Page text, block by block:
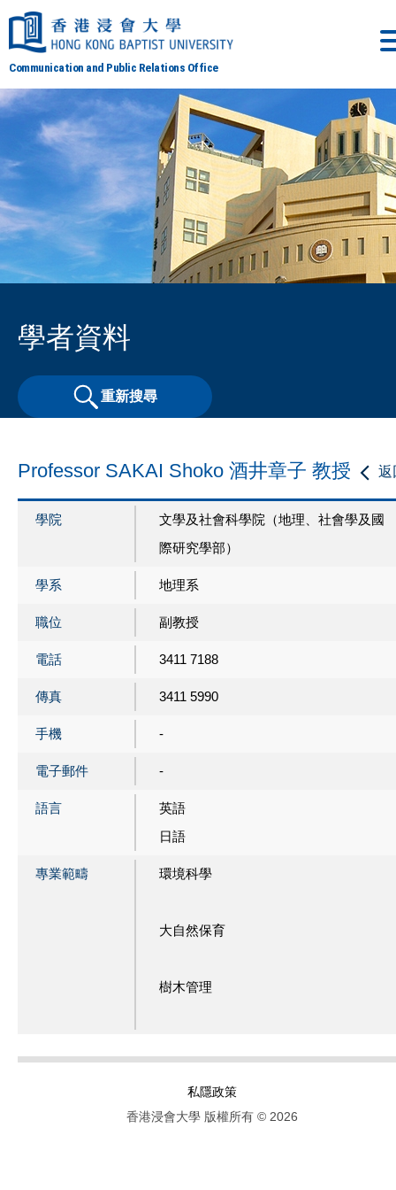
Communication and Public Relations Office
學者資料
重新搜尋
返
Professor SAKAI Shoko 酒井章子 教授
學院
文學及社會科學院（地理、社會學及國
際研究學部）
學系 地理系
職位 副教授
電話 3411 7188
傳真 3411 5990
手機 -
電子郵件 -
語言
英語
日語
專業範疇 環境科學
大自然保育
樹木管理
私隱政策
香港浸會大學 版權所有 © 2026